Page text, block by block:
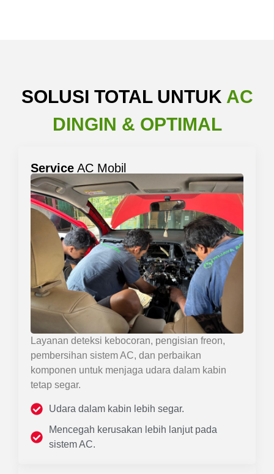
SOLUSI TOTAL UNTUK AC
DINGIN & OPTIMAL
Service AC Mobil
Layanan deteksi kebocoran, pengisian freon,
pembersihan sistem AC, dan perbaikan
komponen untuk menjaga udara dalam kabin
tetap segar.
Udara dalam kabin lebih segar.
Mencegah kerusakan lebih lanjut pada
sistem AC.